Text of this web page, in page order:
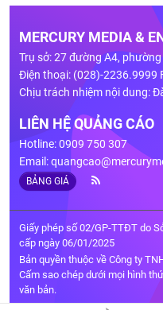
MERCURY MEDIA &
Trụ sở: 27 đường A4,
Điện thoại: (028)-2236.9999
Chịu trách nhiệm nội dung:
LIÊN HỆ QUẢNG CÁO
Hotline: 0909 750 307
Email:
BẢNG GIÁ
Giấy phép số 02/GP-TTĐT do
cấp ngày 06/01/2025
Bản quyền thuộc về Công ty
Cấm sao chép dưới mọi hình
văn bản.